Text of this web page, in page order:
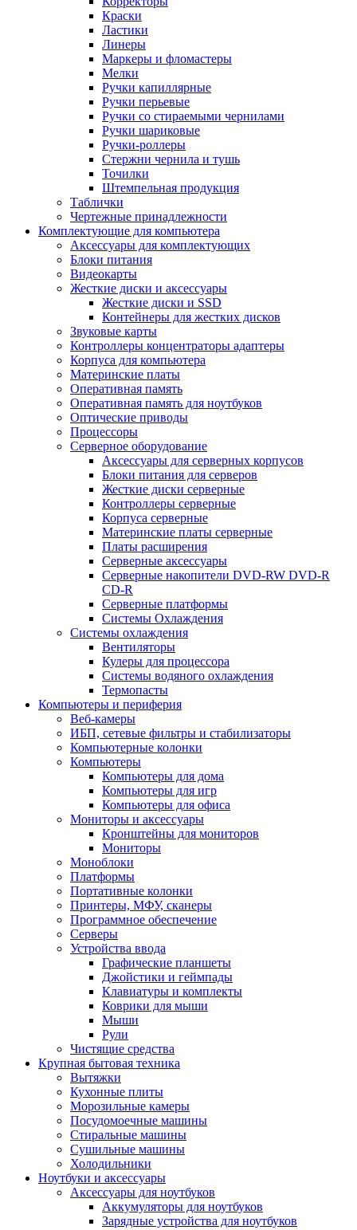
Краски
Ластики
Линеры
Маркеры и фломастеры
Мелки
Ручки капиллярные
Ручки перьевые
Ручки со стираемыми чернилами
Ручки шариковые
Ручки-роллеры
Стержни чернила и тушь
Точилки
Штемпельная продукция
Таблички
Чертежные принадлежности
Комплектующие для компьютера
Аксессуары для комплектующих
Блоки питания
Видеокарты
Жесткие диски и аксессуары
Жесткие диски и SSD
Контейнеры для жестких дисков
Звуковые карты
Контроллеры концентраторы адаптеры
Корпуса для компьютера
Материнские платы
Оперативная память
Оперативная память для ноутбуков
Оптические приводы
Процессоры
Серверное оборудование
Аксессуары для серверных корпусов
Блоки питания для серверов
Жесткие диски серверные
Контроллеры серверные
Корпуса серверные
Материнские платы серверные
Платы расширения
Серверные аксессуары
Серверные накопители DVD-RW DVD-R
CD-R
Серверные платформы
Системы Охлаждения
Системы охлаждения
Вентиляторы
Кулеры для процессора
Системы водяного охлаждения
Термопасты
Компьютеры и периферия
Веб-камеры
ИБП, сетевые фильтры и стабилизаторы
Компьютерные колонки
Компьютеры
Компьютеры для дома
Компьютеры для игр
Компьютеры для офиса
Мониторы и аксессуары
Кронштейны для мониторов
Мониторы
Моноблоки
Платформы
Портативные колонки
Принтеры, МФУ, сканеры
Программное обеспечение
Серверы
Устройства ввода
Графические планшеты
Джойстики и геймпады
Клавиатуры и комплекты
Коврики для мыши
Мыши
Рули
Чистящие средства
Крупная бытовая техника
Вытяжки
Кухонные плиты
Морозильные камеры
Посудомоечные машины
Стиральные машины
Сушильные машины
Холодильники
Ноутбуки и аксессуары
Аксессуары для ноутбуков
Аккумуляторы для ноутбуков
Зарядные устройства для ноутбуков